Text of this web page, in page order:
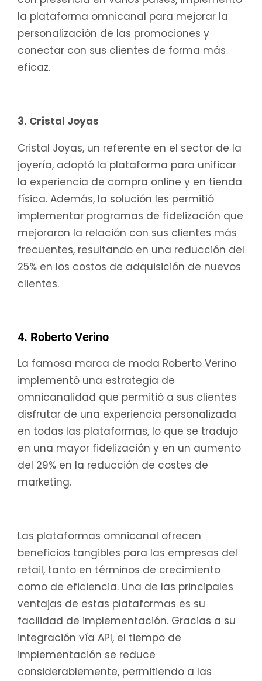
la plataforma omnicanal para mejorar la
personalización de las promociones y
conectar con sus clientes de forma más
eficaz.
3. Cristal Joyas
Cristal Joyas, un referente en el sector de la
joyería, adoptó la plataforma para unificar
la experiencia de compra online y en tienda
física. Además, la solución les permitió
implementar programas de fidelización que
mejoraron la relación con sus clientes más
frecuentes, resultando en una reducción del
25% en los costos de adquisición de nuevos
clientes.
4. Roberto Verino
La famosa marca de moda Roberto Verino
implementó una estrategia de
omnicanalidad que permitió a sus clientes
disfrutar de una experiencia personalizada
en todas las plataformas, lo que se tradujo
en una mayor fidelización y en un aumento
del 29% en la reducción de costes de
marketing.
Las plataformas omnicanal ofrecen
beneficios tangibles para las empresas del
retail, tanto en términos de crecimiento
como de eficiencia. Una de las principales
ventajas de estas plataformas es su
facilidad de implementación. Gracias a su
integración vía API, el tiempo de
implementación se reduce
considerablemente, permitiendo a las